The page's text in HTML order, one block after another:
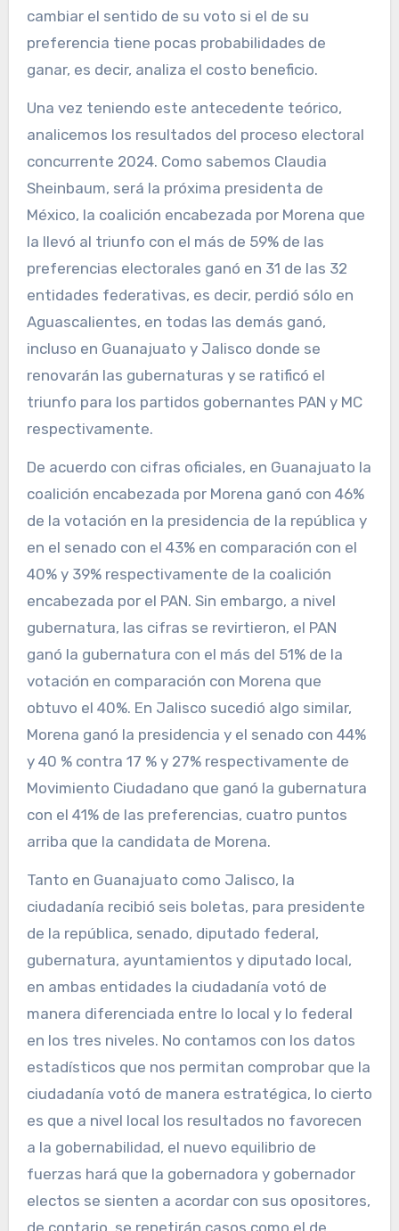
cambiar el sentido de su voto si el de su
preferencia tiene pocas probabilidades de
ganar, es decir, analiza el costo beneficio.
Una vez teniendo este antecedente teórico,
analicemos los resultados del proceso electoral
concurrente 2024. Como sabemos Claudia
Sheinbaum, será la próxima presidenta de
México, la coalición encabezada por Morena que
la llevó al triunfo con el más de 59% de las
preferencias electorales ganó en 31 de las 32
entidades federativas, es decir, perdió sólo en
Aguascalientes, en todas las demás ganó,
incluso en Guanajuato y Jalisco donde se
renovarán las gubernaturas y se ratificó el
triunfo para los partidos gobernantes PAN y MC
respectivamente.
De acuerdo con cifras oficiales, en Guanajuato la
coalición encabezada por Morena ganó con 46%
de la votación en la presidencia de la república y
en el senado con el 43% en comparación con el
40% y 39% respectivamente de la coalición
encabezada por el PAN. Sin embargo, a nivel
gubernatura, las cifras se revirtieron, el PAN
ganó la gubernatura con el más del 51% de la
votación en comparación con Morena que
obtuvo el 40%. En Jalisco sucedió algo similar,
Morena ganó la presidencia y el senado con 44%
y 40 % contra 17 % y 27% respectivamente de
Movimiento Ciudadano que ganó la gubernatura
con el 41% de las preferencias, cuatro puntos
arriba que la candidata de Morena.
Tanto en Guanajuato como Jalisco, la
ciudadanía recibió seis boletas, para presidente
de la república, senado, diputado federal,
gubernatura, ayuntamientos y diputado local,
en ambas entidades la ciudadanía votó de
manera diferenciada entre lo local y lo federal
en los tres niveles. No contamos con los datos
estadísticos que nos permitan comprobar que la
ciudadanía votó de manera estratégica, lo cierto
es que a nivel local los resultados no favorecen
a la gobernabilidad, el nuevo equilibrio de
fuerzas hará que la gobernadora y gobernador
electos se sienten a acordar con sus opositores,